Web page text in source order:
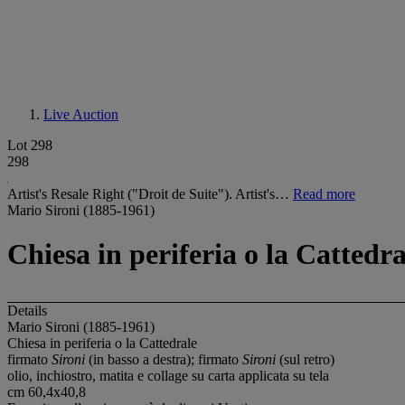
Live Auction
Lot 298
298
Artist's Resale Right ("Droit de Suite"). Artist's… Read more
Mario Sironi (1885-1961)
Chiesa in periferia o la
Details
Mario Sironi (1885-1961)
Chiesa in periferia o la Cattedrale
firmato Sironi (in basso a destra); firmato Sironi (sul retro)
olio, inchiostro, matita e collage su carta applicata su tela
cm 60,4x40,8